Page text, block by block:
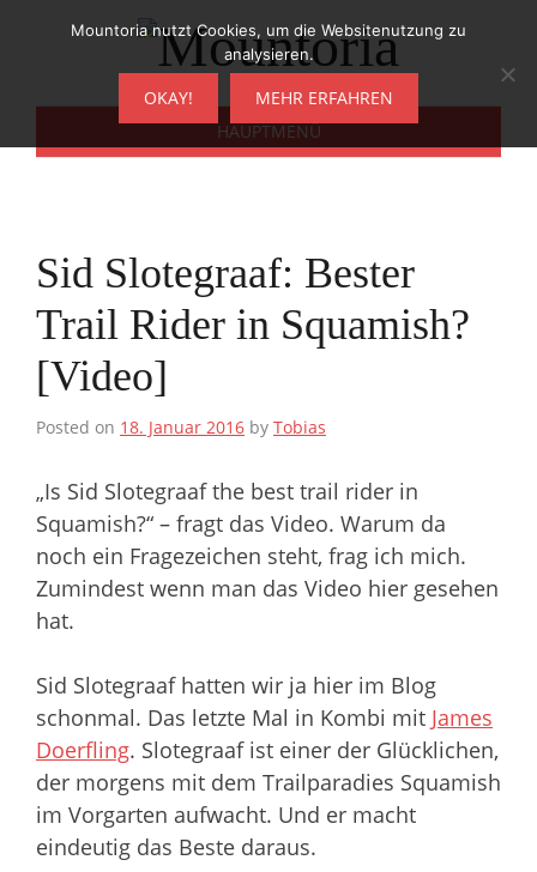
HAUPTMENÜ
Sid Slotegraaf: Bester
Trail Rider in Squamish?
[Video]
Posted on 18. Januar 2016 by Tobias
„Is Sid Slotegraaf the best trail rider in
Squamish?“ – fragt das Video. Warum da
noch ein Fragezeichen steht, frag ich mich.
Zumindest wenn man das Video hier gesehen
hat.
Sid Slotegraaf hatten wir ja hier im Blog
schonmal. Das letzte Mal in Kombi mit James
Doerfling. Slotegraaf ist einer der Glücklichen,
der morgens mit dem Trailparadies Squamish
im Vorgarten aufwacht. Und er macht
eindeutig das Beste daraus.
Mountoria nutzt Cookies, um die Websitenutzung zu
analysieren.
OKAY! MEHR ERFAHREN